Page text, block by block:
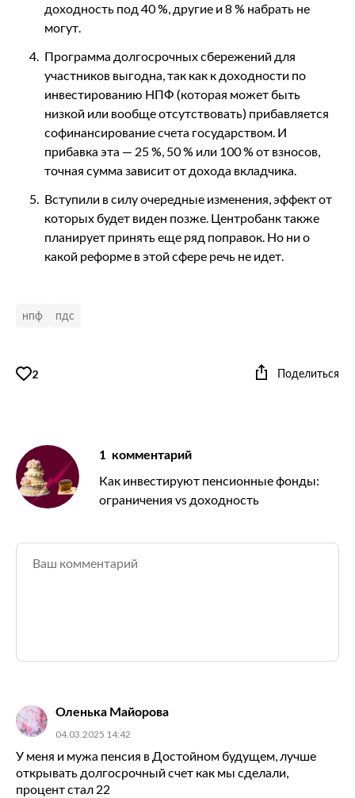
доходность под 40 %, другие и 8 % набрать не
могут.
Программа долгосрочных сбережений для
участников выгодна, так как к доходности по
инвестированию НПФ (которая может быть
низкой или вообще отсутствовать) прибавляется
софинансирование счета государством. И
прибавка эта — 25 %, 50 % или 100 % от взносов,
точная сумма зависит от дохода вкладчика.
Вступили в силу очередные изменения, эффект от
которых будет виден позже. Центробанк также
планирует принять еще ряд поправок. Но ни о
какой реформе в этой сфере речь не идет.
нпф пдс
2 Поделиться
1 комментарий
Как инвестируют пенсионные фонды:
ограничения vs доходность
Оленька Майорова
04.03.2025 14:42
У меня и мужа пенсия в Достойном будущем, лучше
открывать долгосрочный счет как мы сделали,
процент стал 22